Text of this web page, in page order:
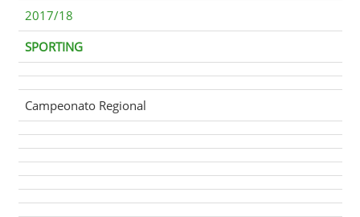
2017/18
SPORTING
Campeonato Regional